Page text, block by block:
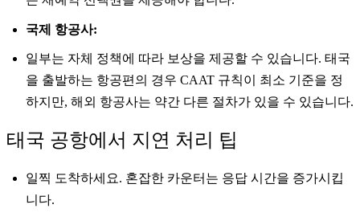
국제 항공사:
일부는 자체 정책에 따라 보상을 제공할 수 있습니다. 태국
을 출발하는 항공편의 경우 CAAT 규칙이 최소 기준을 정
하지만, 해외 항공사는 약간 다른 절차가 있을 수 있습니다.
태국 공항에서 지연 처리 팁
일찍 도착하세요. 혼잡한 카운터는 응답 시간을 증가시킵
니다.